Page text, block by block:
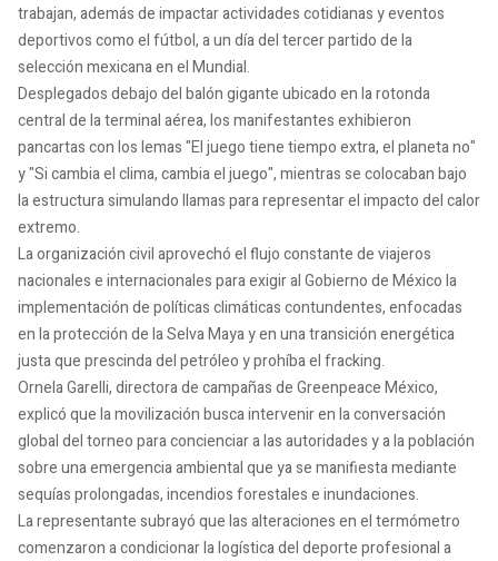
trabajan, además de impactar actividades cotidianas y eventos
deportivos como el fútbol, a un día del tercer partido de la
selección mexicana en el Mundial.
Desplegados debajo del balón gigante ubicado en la rotonda
central de la terminal aérea, los manifestantes exhibieron
pancartas con los lemas "El juego tiene tiempo extra, el planeta no"
y "Si cambia el clima, cambia el juego", mientras se colocaban bajo
la estructura simulando llamas para representar el impacto del calor
extremo.
La organización civil aprovechó el flujo constante de viajeros
nacionales e internacionales para exigir al Gobierno de México la
implementación de políticas climáticas contundentes, enfocadas
en la protección de la Selva Maya y en una transición energética
justa que prescinda del petróleo y prohíba el fracking.
Ornela Garelli, directora de campañas de Greenpeace México,
explicó que la movilización busca intervenir en la conversación
global del torneo para concienciar a las autoridades y a la población
sobre una emergencia ambiental que ya se manifiesta mediante
sequías prolongadas, incendios forestales e inundaciones.
La representante subrayó que las alteraciones en el termómetro
comenzaron a condicionar la logística del deporte profesional a